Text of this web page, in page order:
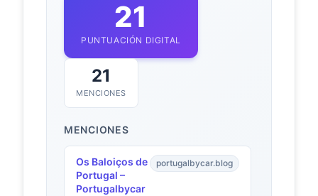
21
PUNTUACIÓN DIGITAL
21
MENCIONES
MENCIONES
Os Baloiços de
Portugal –
Portugalbycar
portugalbycar.blog